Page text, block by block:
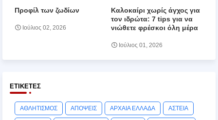
Προφίλ των ζωδίων
Ιούλιος 02, 2026
Καλοκαίρι χωρίς άγχος για
τον ιδρώτα: 7 tips για να
νιώθετε φρέσκοι όλη μέρα
Ιούλιος 01, 2026
ΕΤΙΚΈΤΕΣ
ΑΘΛΗΤΙΣΜΟΣ ΑΠΟΨΕΙΣ ΑΡΧΑΙΑ ΕΛΛΑΔΑ ΑΣΤΕΙΑ